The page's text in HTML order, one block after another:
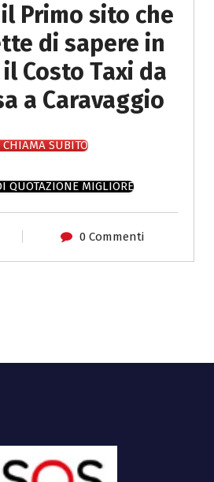
Primo sito che
di sapere in
Costo Taxi da
a Caravaggio
CHIAMA SUBITO
QUOTAZIONE MIGLIORE
0 Commenti